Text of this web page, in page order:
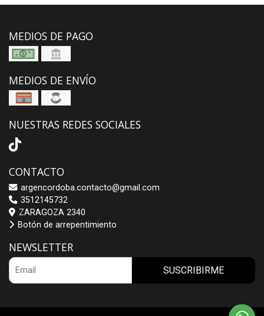
MEDIOS DE PAGO
MEDIOS DE ENVÍO
NUESTRAS REDES SOCIALES
CONTACTO
argencordoba.contacto@gmail.com
3512145732
ZARAGOZA 2340
Botón de arrepentimiento
NEWSLETTER
SUSCRIBIRME